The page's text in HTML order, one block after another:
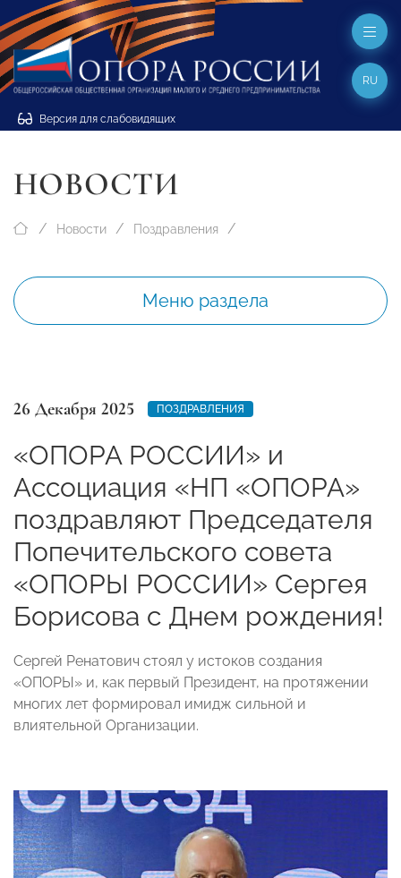
Версия для слабовидящих
RU
НОВОСТИ
Новости Поздравления
Меню раздела
26 Декабря 2025 ПОЗДРАВЛЕНИЯ
«ОПОРА РОССИИ» и
Ассоциация «НП «ОПОРА»
поздравляют Председателя
Попечительского совета
«ОПОРЫ РОССИИ» Сергея
Борисова с Днем рождения!
Сергей Ренатович стоял у истоков создания
«ОПОРЫ» и, как первый Президент, на протяжении
многих лет формировал имидж сильной и
влиятельной Организации.